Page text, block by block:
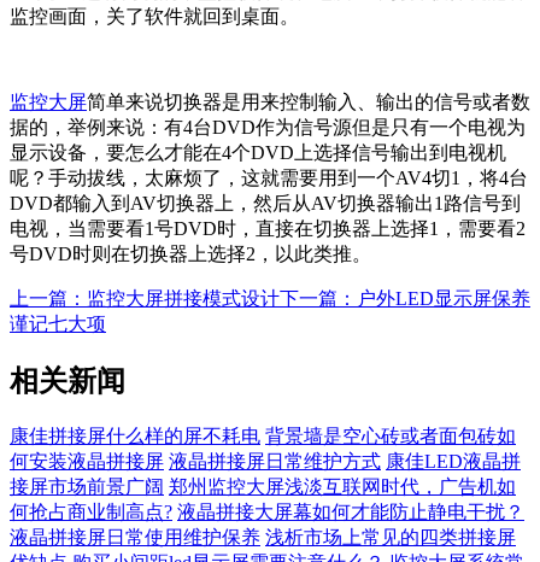
监控画面，关了软件就回到桌面。
监控大屏简单来说切换器是用来控制输入、输出的信号或者数
据的，举例来说：有4台DVD作为信号源但是只有一个电视为
显示设备，要怎么才能在4个DVD上选择信号输出到电视机
呢？手动拔线，太麻烦了，这就需要用到一个AV4切1，将4台
DVD都输入到AV切换器上，然后从AV切换器输出1路信号到
电视，当需要看1号DVD时，直接在切换器上选择1，需要看2
号DVD时则在切换器上选择2，以此类推。
上一篇：监控大屏拼接模式设计下一篇：户外LED显示屏保养
谨记七大项
相关新闻
康佳拼接屏什么样的屏不耗电 背景墙是空心砖或者面包砖如
何安装液晶拼接屏 液晶拼接屏日常维护方式 康佳LED液晶拼
接屏市场前景广阔 郑州监控大屏浅淡互联网时代，广告机如
何抢占商业制高点? 液晶拼接大屏幕如何才能防止静电干扰？
液晶拼接屏日常使用维护保养 浅析市场上常见的四类拼接屏